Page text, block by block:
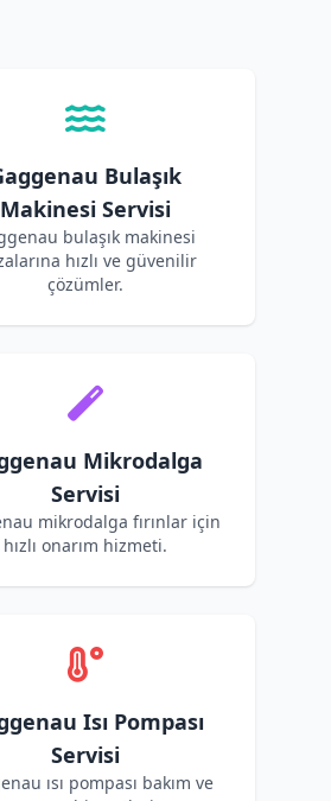
Bulaşık
Makinesi Servisi
bulaşık makinesi
hızlı ve güvenilir
çözümler.
Mikrodalga
Servisi
mikrodalga fırınlar için
hızlı onarım hizmeti.
Isı Pompası
Servisi
ısı pompası bakım ve